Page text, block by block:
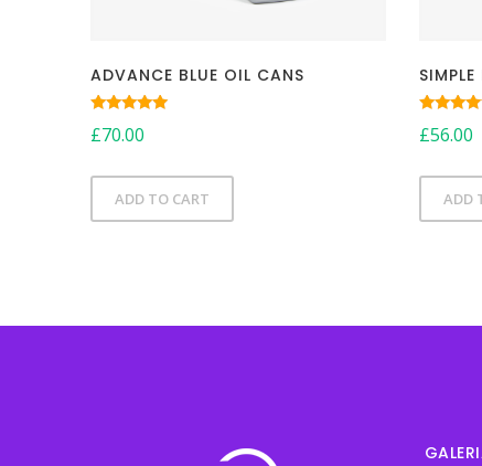
ADVANCE BLUE OIL CANS
5.00
£70.00
ADD TO CART
4.00
£56.00
ADD